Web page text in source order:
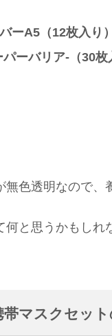
ーA5（12枚入り）
ーバリア-（30枚
無色透明なので、
何と思うかもし
マスクセッ